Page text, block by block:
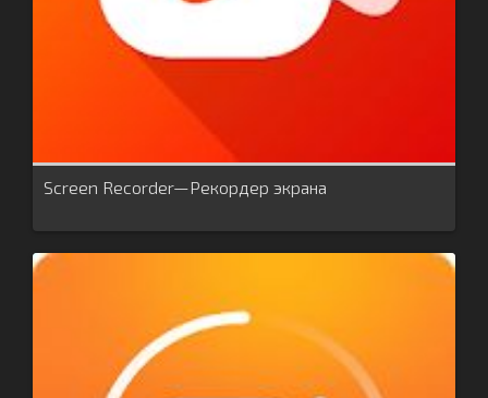
Screen Recorder—Рекордер экрана